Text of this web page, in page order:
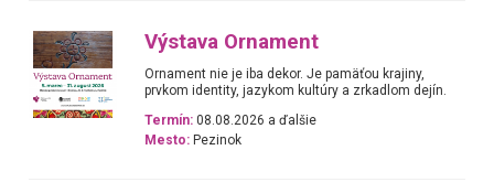
Výstava Ornament
Ornament nie je iba dekor. Je pamäťou krajiny,
prvkom identity, jazykom kultúry a zrkadlom dejín.
Termín: 08.08.2026 a ďalšie
Mesto: Pezinok